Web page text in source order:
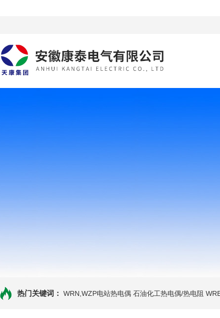
热门关键词： WRN,WZP电站热电偶 石油化工热电偶/热电阻